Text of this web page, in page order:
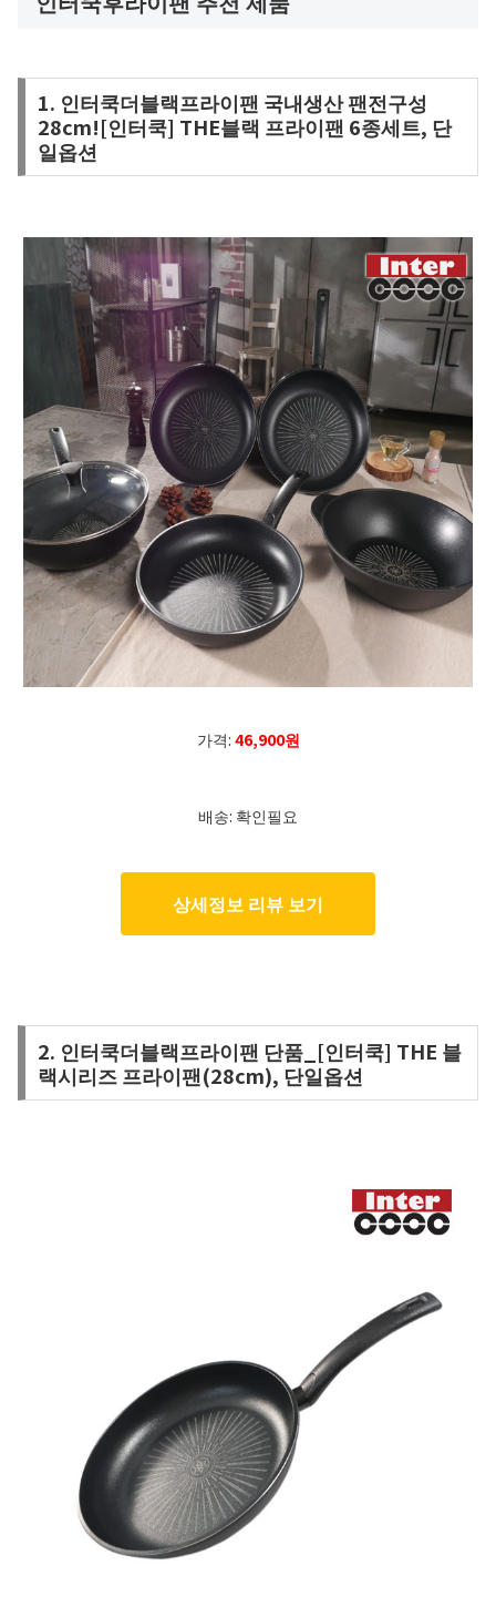
1. 인터쿡더블랙프라이팬 국내생산 팬전구성
28cm![인터쿡] THE블랙 프라이팬 6종세트, 단
일옵션
가격:46,900원
배송: 확인필요
상세정보 리뷰 보기
2. 인터쿡더블랙프라이팬 단품_[인터쿡] THE 블
랙시리즈 프라이팬(28cm), 단일옵션